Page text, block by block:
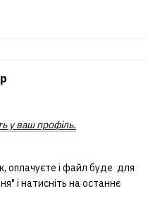
у ваш профіль.
оплачуєте і файл буде для
і натисніть на останнє